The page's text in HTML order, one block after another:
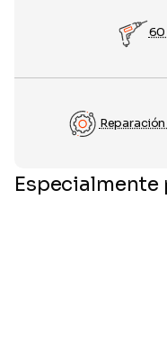
60
Especialmente